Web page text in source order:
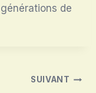
de
SUIVANT